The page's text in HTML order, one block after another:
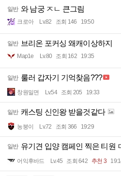
일반 와 남궁 ㅈㄴ 큰그림
크로아 Lv.82 조회 146 19:50
일반 브리온 포커싱 왜캐이상하지
Map1e Lv.80 조회 162 19:35
일반 룰러 갑자기 기억찾음???
창원밀면 Lv.54 조회 205 19:33
일반 캐스팅 신인왕 받을것같다
농붕이 Lv.72 조회 366 19:29
일반 유기견 입양 캠페인 찍은 티원
어익후바드 Lv.45 조회 642 추천 3